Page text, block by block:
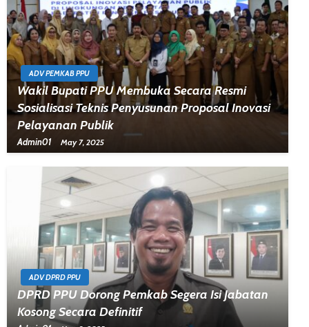
ADV PEMKAB PPU
Wakil Bupati PPU Membuka Secara Resmi
Sosialisasi Teknis Penyusunan Proposal Inovasi
Pelayanan Publik
Admin01 May 7, 2025
ADV DPRD PPU
DPRD PPU Dorong Pemkab Segera Isi Jabatan
Kosong Secara Definitif